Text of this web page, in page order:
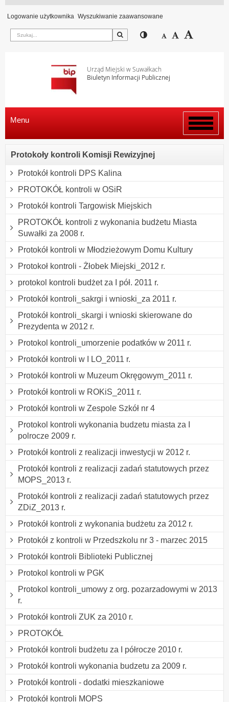
Logowanie użytkownika Wyszukiwanie zaawansowane
Szukaj Przełącz pomiędzy
Zmniejsz
Domyślny
Urząd Miejski w Suwałkach
Biuletyn Informacji Publicznej
Włącz
menu
Menu
Protokoły kontroli Komisji Rewizyjnej
Protokół kontroli DPS Kalina
PROTOKÓŁ kontroli w OSiR
Protokół kontroli Targowisk Miejskich
PROTOKÓŁ kontroli z wykonania budżetu Miasta
Suwałki za 2008 r.
Protokół kontroli w Młodzieżowym Domu Kultury
Protokoł kontroli - Żłobek Miejski_2012 r.
protokol kontroli budżet za I pół. 2011 r.
Protokół kontroli_sakrgi i wnioski_za 2011 r.
Protokół kontroli_skargi i wnioski skierowane do
Prezydenta w 2012 r.
Protokol kontroli_umorzenie podatków w 2011 r.
Protokół kontroli w I LO_2011 r.
Protokół kontroli w Muzeum Okręgowym_2011 r.
Protokół kontroli w ROKiS_2011 r.
Protokół kontroli w Zespole Szkół nr 4
Protokol kontroli wykonania budzetu miasta za I
polrocze 2009 r.
Protokół kontroli z realizacji inwestycji w 2012 r.
Protokół kontroli z realizacji zadań statutowych przez
MOPS_2013 r.
Protokół kontroli z realizacji zadań statutowych przez
ZDiZ_2013 r.
Protokół kontroli z wykonania budżetu za 2012 r.
Protokół z kontroli w Przedszkolu nr 3 - marzec 2015
Protokół kontroli Biblioteki Publicznej
Protokol kontroli w PGK
Protokol kontroli_umowy z org. pozarzadowymi w 2013
r.
Protokół kontroli ZUK za 2010 r.
PROTOKÓŁ
Protokół kontroli budżetu za I półrocze 2010 r.
Protokół kontroli wykonania budzetu za 2009 r.
Protokół kontroli - dodatki mieszkaniowe
Protokół kontroli MOPS